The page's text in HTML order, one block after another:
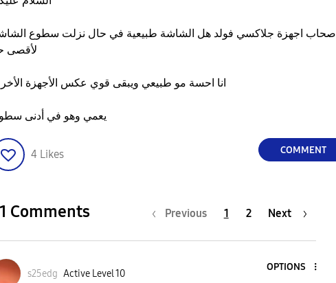
أصحاب اجهزة جلاكسي فولد هل الشاشة طبيعية في حال نزلت سطوع
4 Likes COMMENT
Comments Previous 1 2 Next
s25edg Active Level 10
OPTIONS